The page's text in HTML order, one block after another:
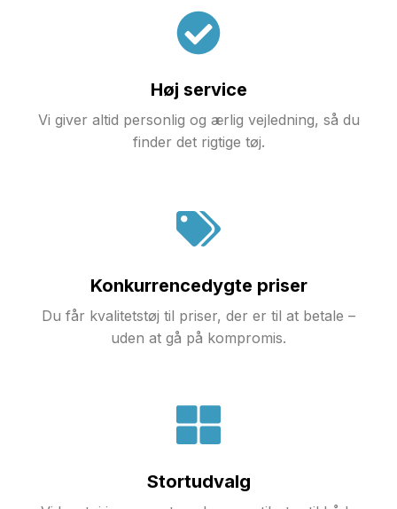
Høj service
Vi giver altid personlig og ærlig vejledning, så du
finder det rigtige tøj.
Konkurrencedygte priser
Du får kvalitetstøj til priser, der er til at betale –
uden at gå på kompromis.
Stortudvalg